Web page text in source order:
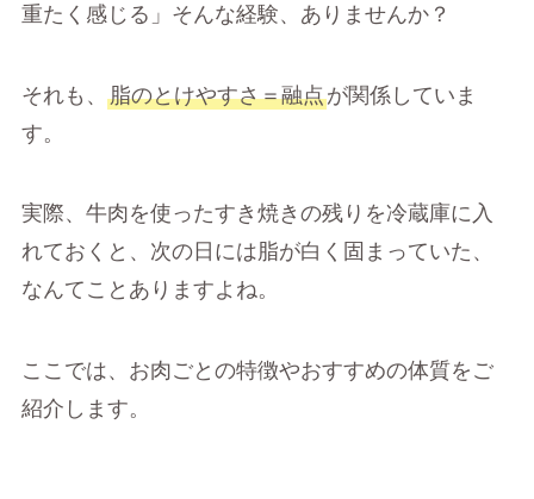
重たく感じる」そんな経験、ありませんか？
それも、 脂のとけやすさ＝融点が関係していま
す。
実際、牛肉を使ったすき焼きの残りを冷蔵庫に入
れておくと、次の日には脂が白く固まっていた、
なんてことありますよね。
ここでは、お肉ごとの特徴やおすすめの体質をご
紹介します。